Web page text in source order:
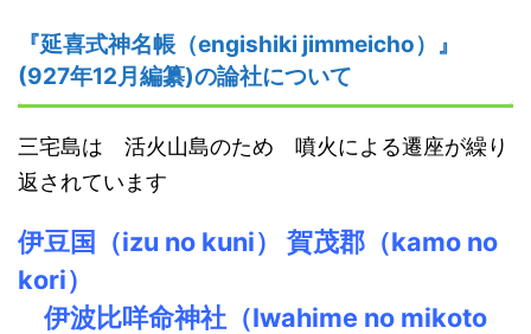
『延喜式神名帳 （engishiki jimmeicho） 』
(927年12月編纂)の論社について
三宅島は 活火山島のため 噴火による遷座が繰り
返されています
伊豆国 （izu no kuni） 賀茂郡 （kamo no
kori）
伊波比咩命神社 （Iwahime no mikoto